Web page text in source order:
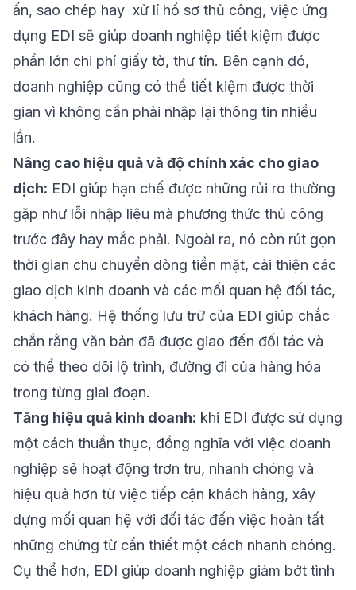
ấn, sao chép hay xử lí hồ sơ thủ công, việc ứng
dụng EDI sẽ giúp doanh nghiệp tiết kiệm được
phần lớn chi phí giấy tờ, thư tín. Bên cạnh đó,
doanh nghiệp cũng có thể tiết kiệm được thời
gian vì không cần phải nhập lại thông tin nhiều
lần.
Nâng cao hiệu quả và độ chính xác cho giao
dịch: EDI giúp hạn chế được những rủi ro thường
gặp như lỗi nhập liệu mà phương thức thủ công
trước đây hay mắc phải. Ngoài ra, nó còn rút gọn
thời gian chu chuyển dòng tiền mặt, cải thiện các
giao dịch kinh doanh và các mối quan hệ đối tác,
khách hàng. Hệ thống lưu trữ của EDI giúp chắc
chắn rằng văn bản đã được giao đến đối tác và
có thể theo dõi lộ trình, đường đi của hàng hóa
trong từng giai đoạn.
Tăng hiệu quả kinh doanh: khi EDI được sử dụng
một cách thuần thục, đồng nghĩa với việc doanh
nghiệp sẽ hoạt động trơn tru, nhanh chóng và
hiệu quả hơn từ việc tiếp cận khách hàng, xây
dựng mối quan hệ với đối tác đến việc hoàn tất
những chứng từ cần thiết một cách nhanh chóng.
Cụ thể hơn, EDI giúp doanh nghiệp giảm bớt tình